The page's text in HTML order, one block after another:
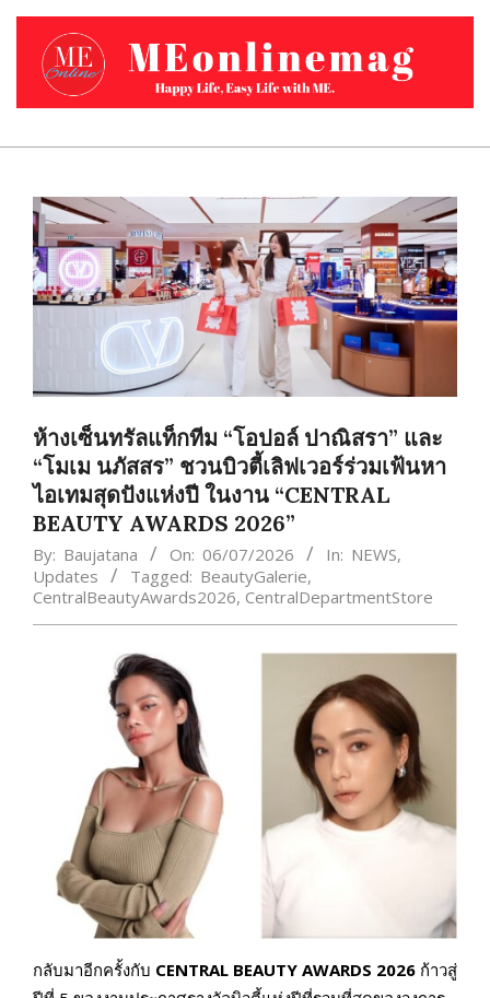
Skip
content
Primary
ห้างเซ็นทรัลแท็กทีม “โอปอล์ ปาณิสรา” และ
“โมเม นภัสสร” ชวนบิวตี้เลิฟเวอร์ร่วมเฟ้นหา
ไอเทมสุดปังแห่งปี ในงาน “CENTRAL
BEAUTY AWARDS 2026”
By: Baujatana On: 06/07/2026 In: NEWS,
Updates
Tagged: BeautyGalerie,
CentralBeautyAwards2026, CentralDepartmentStore
กลับมาอีกครั้งกับ CENTRAL BEAUTY AWARDS 2026 ก้าวสู่